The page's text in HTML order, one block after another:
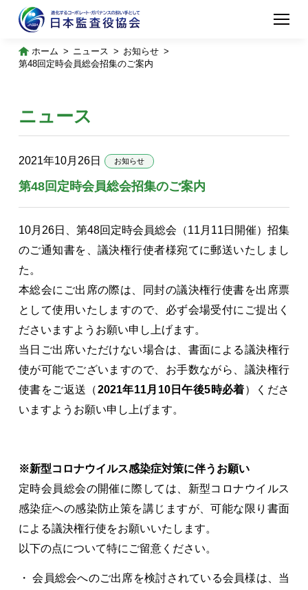
ホーム ニュース
お知らせ
第48回定時会員総会招集のご案内
ニュース
2021年10月26日 お知らせ
第48回定時会員総会招集のご案内
10月26日、第48回定時会員総会（11月11日開催）招集
のご通知書を、議決権行使者様宛てに郵送いたしまし
た。
本総会にご出席の際は、同封の議決権行使書を出席票
として使用いたしますので、必ず会場受付にご提出く
ださいますようお願い申し上げます。
当日ご出席いただけない場合は、書面による議決権行
使が可能でございますので、お手数ながら、議決権行
使書をご返送（2021年11月10日午後5時必着）くださ
いますようお願い申し上げます。
※新型コロナウイルス感染症対策に伴うお願い
定時会員総会の開催に際しては、新型コロナウイルス
感染症への感染防止策を講じますが、可能な限り書面
による議決権行使をお願いいたします。
以下の点について特にご留意ください。
・ 会員総会へのご出席を検討されている会員様は、当